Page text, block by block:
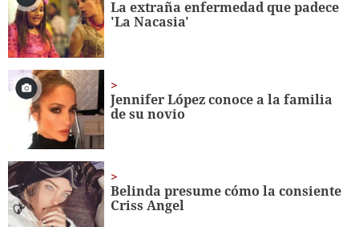
La extraña enfermedad que padece
'La Nacasia'
Jennifer López conoce a la familia
de su novio
Belinda presume cómo la consiente
Criss Angel